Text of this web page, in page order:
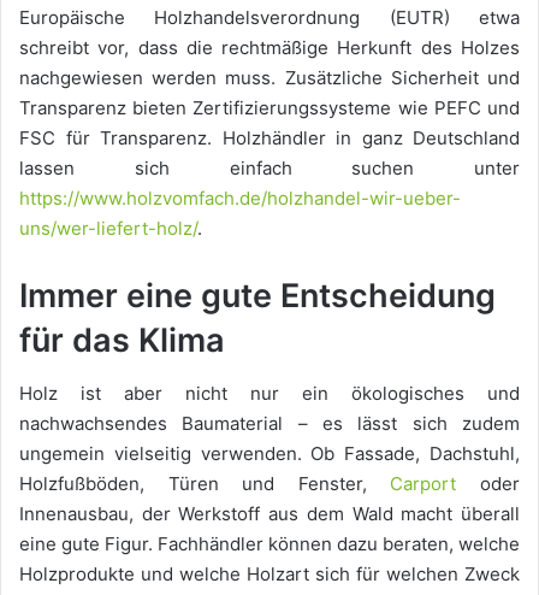
Europäische Holzhandelsverordnung (EUTR) etwa
schreibt vor, dass die rechtmäßige Herkunft des Holzes
nachgewiesen werden muss. Zusätzliche Sicherheit und
Transparenz bieten Zertifizierungssysteme wie PEFC und
FSC für Transparenz. Holzhändler in ganz Deutschland
lassen sich einfach suchen unter
https://www.holzvomfach.de/holzhandel-wir-ueber-
uns/wer-liefert-holz/.
Immer eine gute Entscheidung
für das Klima
Holz ist aber nicht nur ein ökologisches und
nachwachsendes Baumaterial – es lässt sich zudem
ungemein vielseitig verwenden. Ob Fassade, Dachstuhl,
Holzfußböden, Türen und Fenster, Carport oder
Innenausbau, der Werkstoff aus dem Wald macht überall
eine gute Figur. Fachhändler können dazu beraten, welche
Holzprodukte und welche Holzart sich für welchen Zweck